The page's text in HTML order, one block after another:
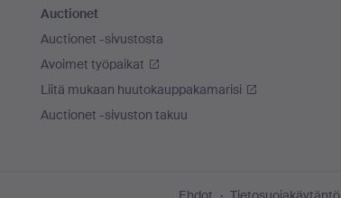
Auctionet
Auctionet -sivustosta
Avoimet työpaikat
Liitä mukaan huutokauppakamarisi
Auctionet -sivuston takuu